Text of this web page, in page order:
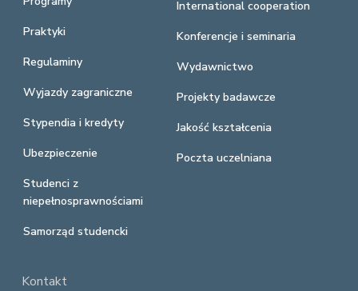
Praktyki
Regulaminy
Wyjazdy zagraniczne
Stypendia i kredyty
Ubezpieczenie
Studenci z
niepełnosprawnościami
Samorząd studencki
International cooperation
Konferencje i seminaria
Wydawnictwo
Projekty badawcze
Jakość kształcenia
Poczta uczelniana
Kontakt